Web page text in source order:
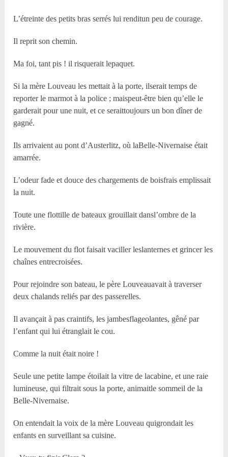
L’étreinte des petits bras serrés lui renditun peu de courage.
Il reprit son chemin.
Ma foi, tant pis ! il risquerait lepaquet.
Si la mère Louveau les mettait à la porte, ilserait temps de
reporter le marmot à la police ; maispeut-être bien qu’elle le
garderait pour une nuit, et ce seraittoujours un bon dîner de
gagné.
Ils arrivaient au pont d’Austerlitz, où laBelle-Nivernaise était
amarrée.
L’odeur fade et douce des chargements de boisfrais emplissait
la nuit.
Toute une flottille de bateaux grouillait dansl’ombre de la
rivière.
Le mouvement du flot faisait vaciller leslanternes et grincer les
chaînes entrecroisées.
Pour rejoindre son bateau, le père Louveauavait à traverser
deux chalands reliés par des passerelles.
Il avançait à pas craintifs, les jambesflageolantes, gêné par
l’enfant qui lui étranglait le cou.
Comme la nuit était noire !
Seule une petite lampe étoilait la vitre de lacabine, et une raie
lumineuse, qui filtrait sous la porte, animaitle sommeil de la
Belle-Nivernaise.
On entendait la voix de la mère Louveau quigrondait les
enfants en surveillant sa cuisine.